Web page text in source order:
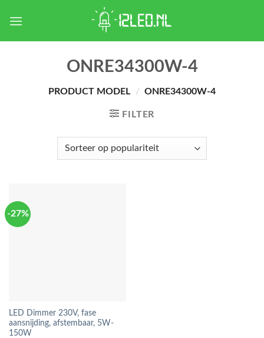
ONRE34300W-4
PRODUCT MODEL / ONRE34300W-4
FILTER
-27%
LED Dimmer 230V, fase
aansnijding, afstembaar, 5W-
150W